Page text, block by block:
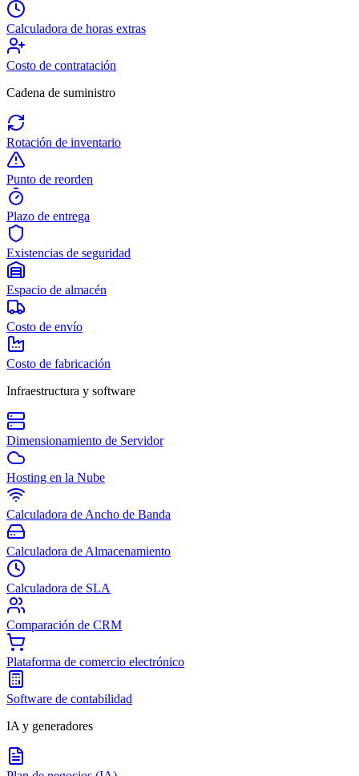
Calculadora de horas extras
Costo de contratación
Cadena de suministro
Rotación de inventario
Punto de reorden
Plazo de entrega
Existencias de seguridad
Espacio de almacén
Costo de envío
Costo de fabricación
Infraestructura y software
Dimensionamiento de Servidor
Hosting en la Nube
Calculadora de Ancho de Banda
Calculadora de Almacenamiento
Calculadora de SLA
Comparación de CRM
Plataforma de comercio electrónico
Software de contabilidad
IA y generadores